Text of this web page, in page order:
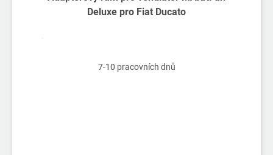
Deluxe pro Fiat Ducato
7-10 pracovních dnů